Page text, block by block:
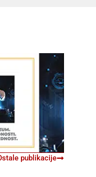
publikacije